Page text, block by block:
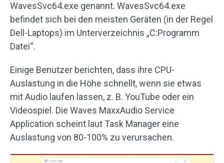
WavesSvc64.exe genannt. WavesSvc64.exe
befindet sich bei den meisten Geräten (in der Regel
Dell-Laptops) im Unterverzeichnis „C:Programm
Datei“.
Einige Benutzer berichten, dass ihre CPU-
Auslastung in die Höhe schnellt, wenn sie etwas
mit Audio laufen lassen, z. B. YouTube oder ein
Videospiel. Die Waves MaxxAudio Service
Application scheint laut Task Manager eine
Auslastung von 80-100% zu verursachen.